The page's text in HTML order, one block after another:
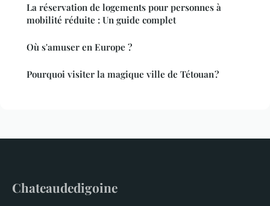
La réservation de logements pour personnes à
mobilité réduite : Un guide complet
Où s'amuser en Europe ?
Pourquoi visiter la magique ville de Tétouan ?
Chateaudedigoine